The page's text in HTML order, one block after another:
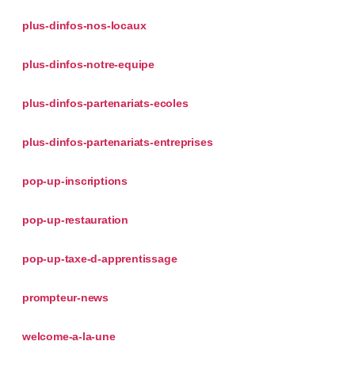
plus-dinfos-nos-locaux
plus-dinfos-notre-equipe
plus-dinfos-partenariats-ecoles
plus-dinfos-partenariats-entreprises
pop-up-inscriptions
pop-up-restauration
pop-up-taxe-d-apprentissage
prompteur-news
welcome-a-la-une